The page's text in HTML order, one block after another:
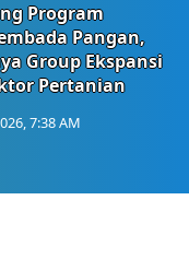
Program
Pangan,
Group Ekspansi
Pertanian
7:38 AM